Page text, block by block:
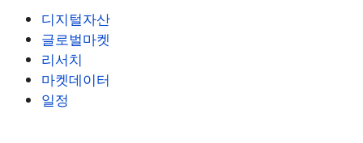
디지털자산
글로벌마켓
리서치
마켓데이터
일정